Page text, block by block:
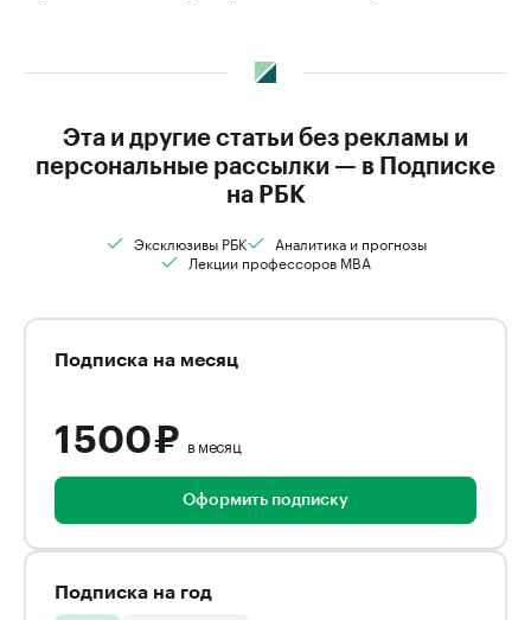
Эта и другие статьи без рекламы и
персональные рассылки — в Подписке
на РБК
Эксклюзивы РБК
Аналитика и прогнозы
Лекции профессоров MBA
Подписка на месяц
1 500 ₽ в месяц
Оформить подписку
Подписка на год